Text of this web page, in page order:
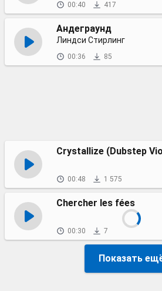
00:40 417
Андеграунд
Линдси Стирлинг
00:36 85
Crystallize (Dubstep
00:48 1 575
Chercher les fées
00:30 7
Показать